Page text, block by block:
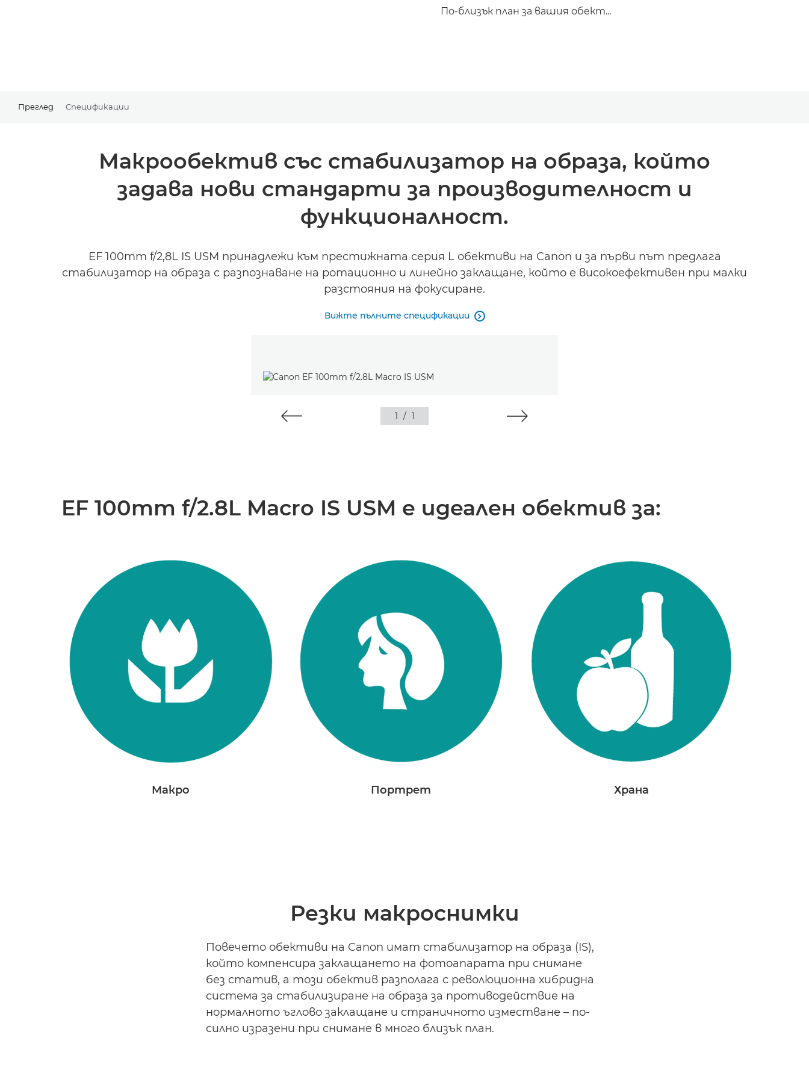
По-близък план за вашия обект...
Преглед Спецификации
Макрообектив със стабилизатор на образа, който
задава нови стандарти за производителност и
функционалност.
EF 100mm f/2,8L IS USM принадлежи към престижната серия L обективи на Canon и за първи път предлага
стабилизатор на образа с разпознаване на ротационно и линейно заклащане, който е високоефективен при малки
разстояния на фокусиране.
Вижте пълните спецификации 
1 / 1
EF 100mm f/2.8L Macro IS USM е идеален обектив за:
Макро Портрет Храна
Резки макроснимки
Повечето обективи на Canon имат стабилизатор на образа (IS),
който компенсира заклащането на фотоапарата при снимане
без статив, а този обектив разполага с революционна хибридна
система за стабилизиране на образа за противодействие на
нормалното ъглово заклащане и страничното изместване – по-
силно изразени при снимане в много близък план.